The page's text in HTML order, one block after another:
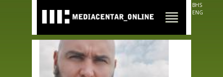
main
content
BHS
ENG